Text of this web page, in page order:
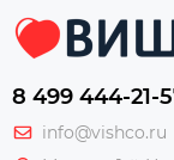
8 499 444-21-
info@vishco.ru